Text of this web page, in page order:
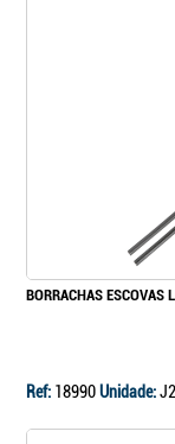
BORRACHAS ESCOVAS
Ref: 18990Unidade:J2